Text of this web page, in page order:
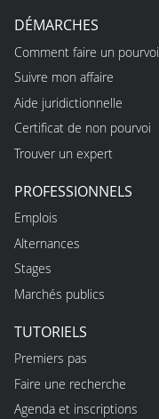
DÉMARCHES
Comment faire un pourvoi
Suivre mon affaire
Aide juridictionnelle
Certificat de non pourvoi
Trouver un expert
PROFESSIONNELS
Emplois
Alternances
Stages
Marchés publics
TUTORIELS
Premiers pas
Faire une recherche
Agenda et inscriptions